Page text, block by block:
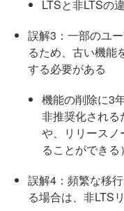
LTSと非LTSの
誤解3：一部のユ
るため、古い機能
する必要がある
機能の削除に3
非推奨化され
や、リリース
ることができる）
誤解4：頻繁な移
る場合は、非LTS